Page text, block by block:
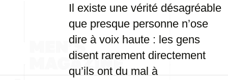
Il existe une vérité désagréable
que presque personne n’ose
dire à voix haute : les gens
disent rarement directement
qu’ils ont du mal à